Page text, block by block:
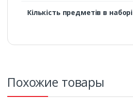
Кількість предметів в наборі
Похожие товары